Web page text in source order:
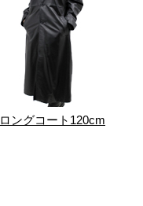
ロングコート120cm